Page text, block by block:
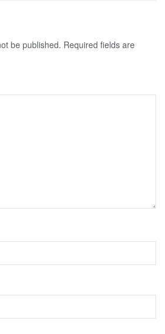
be published. Required fields are